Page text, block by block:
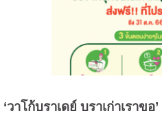
‘วาโก้บราเดย์ บราเก่าเราขอ’